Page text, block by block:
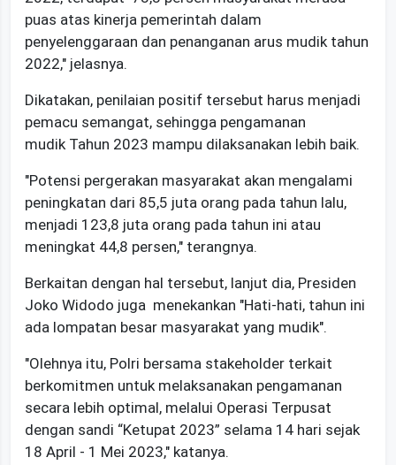
puas atas kinerja pemerintah dalam
penyelenggaraan dan penanganan arus mudik tahun
2022," jelasnya.
Dikatakan, penilaian positif tersebut harus menjadi
pemacu semangat, sehingga pengamanan
mudik Tahun 2023 mampu dilaksanakan lebih baik.
"Potensi pergerakan masyarakat akan mengalami
peningkatan dari 85,5 juta orang pada tahun lalu,
menjadi 123,8 juta orang pada tahun ini atau
meningkat 44,8 persen," terangnya.
Berkaitan dengan hal tersebut, lanjut dia, Presiden
Joko Widodo juga menekankan "Hati-hati, tahun ini
ada lompatan besar masyarakat yang mudik".
"Olehnya itu, Polri bersama stakeholder terkait
berkomitmen untuk melaksanakan pengamanan
secara lebih optimal, melalui Operasi Terpusat
dengan sandi “Ketupat 2023” selama 14 hari sejak
18 April - 1 Mei 2023," katanya.